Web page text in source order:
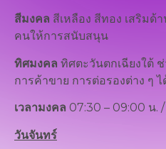
สีมงคล สีเหลือง สีทอง เสริมด้
คนให้การสนับสนุน
ทิศมงคล ทิศตะวันตกเฉียงใต้
การค้าขาย การต่อรองต่าง ๆ
เวลามงคล 07:30 – 09:00 น. /
วันจันทร์